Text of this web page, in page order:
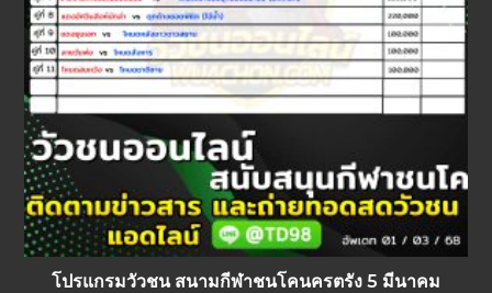
โปรแกรมวัวชน สนามกีฬาชนโคนครตรัง 5 มีนาคม